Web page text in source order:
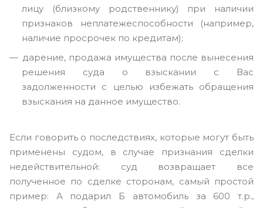
лицу (близкому родственнику) при наличии
признаков неплатежеспособности (например,
наличие просрочек по кредитам);
дарение, продажа имущества после вынесения
решения суда о взыскании с Вас
задолженности с целью избежать обращения
взыскания на данное имущество.
Если говорить о последствиях, которые могут быть
применены судом, в случае признания сделки
недействительной: суд возвращает все
полученное по сделке сторонам, самый простой
пример: А подарил Б автомобиль за 600 т.р.,